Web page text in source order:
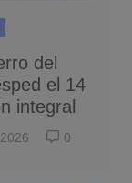
del
el 14
integral
0